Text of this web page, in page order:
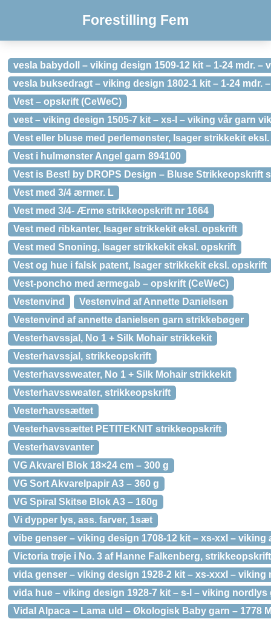
Forestilling Fem
vesla babydoll – viking design 1509-12 kit – 1-24 mdr. –
vesla buksedragt – viking design 1802-1 kit – 1-24 mdr.
Vest – opskrift (CeWeC)
vest – viking design 1505-7 kit – xs-l – viking vår garn
Vest eller bluse med perlemønster, Isager strikkekit
Vest i hulmønster Angel garn 894100
Vest is Best! by DROPS Design – Bluse Strikkeopskrift
Vest med 3/4 ærmer. L
Vest med 3/4- Ærme strikkeopskrift nr 1664
Vest med ribkanter, Isager strikkekit eksl. opskrift
Vest med Snoning, Isager strikkekit eksl. opskrift
Vest og hue i falsk patent, Isager strikkekit eksl. opskrift
Vest-poncho med ærmegab – opskrift (CeWeC)
Vestenvind
Vestenvind af Annette Danielsen
Vestenvind af annette danielsen garn strikkebøger
Vesterhavssjal, No 1 + Silk Mohair strikkekit
Vesterhavssjal, strikkeopskrift
Vesterhavssweater, No 1 + Silk Mohair strikkekit
Vesterhavssweater, strikkeopskrift
Vesterhavssættet
Vesterhavssættet PETITEKNIT strikkeopskrift
Vesterhavsvanter
VG Akvarel Blok 18×24 cm – 300 g
VG Sort Akvarelpapir A3 – 360 g
VG Spiral Skitse Blok A3 – 160g
Vi dypper lys, ass. farver, 1sæt
vibe genser – viking design 1708-12 kit – xs-xxl – viking
Victoria trøje i No. 3 af Hanne Falkenberg, strikkeopskrift
vida genser – viking design 1928-2 kit – xs-xxxl – viking
vida hue – viking design 1928-7 kit – s-l – viking nordlys
Vidal Alpaca – Lama uld – Økologisk Baby garn – 1778